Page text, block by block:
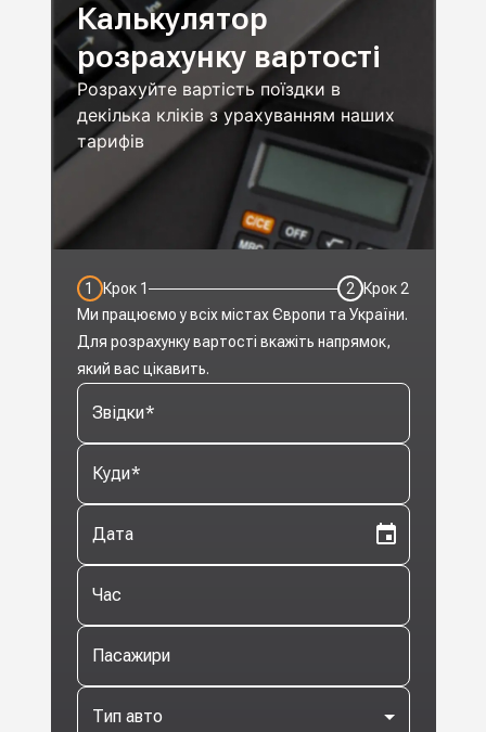
Калькулятор
розрахунку вартості
Розрахуйте вартість поїздки в
декілька кліків з урахуванням наших
тарифів
1 Крок1 2 Крок 2
Ми працюємо у всіх містах Європи та України.
Для розрахунку вартості вкажіть напрямок,
який вас цікавить.
Звідки*
Куди*
Дата
Час
Пасажири
Тип авто